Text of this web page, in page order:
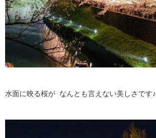
水面に映る桜が なんとも言えない美しさです♪